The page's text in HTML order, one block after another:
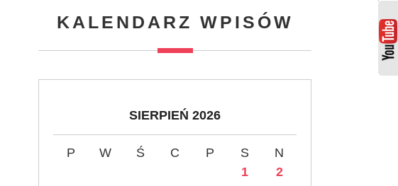
KALENDARZ WPISÓW
SIERPIEŃ 2026
P W Ś C P S
N
1
2